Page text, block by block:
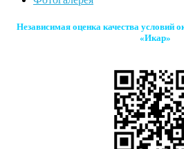
Независимая оценка качества
«Икар»